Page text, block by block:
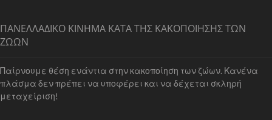
ΠΑΝΕΛΛΑΔΙΚΟ ΚΙΝΗΜΑ ΚΑΤΑ ΤΗΣ ΚΑΚΟΠΟΙΗΣΗΣ ΤΩΝ
ΖΩΩΝ
Παίρνουμε θέση ενάντια στην κακοποίηση των ζώων. Κανένα
πλάσμα δεν πρέπει να υποφέρει και να δέχεται σκληρή
μεταχείριση!